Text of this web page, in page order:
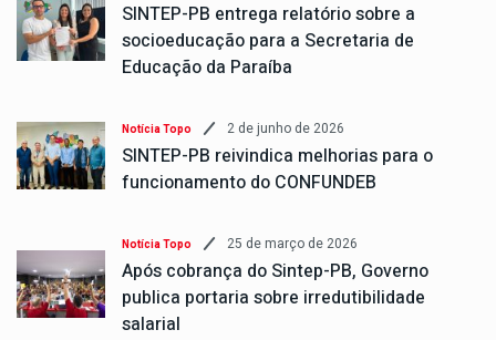
SINTEP-PB entrega relatório sobre a
socioeducação para a Secretaria de
Educação da Paraíba
Notícia Topo 2 de junho de 2026
SINTEP-PB reivindica melhorias para o
funcionamento do CONFUNDEB
Notícia Topo 25 de março de 2026
Após cobrança do Sintep-PB, Governo
publica portaria sobre irredutibilidade
salarial